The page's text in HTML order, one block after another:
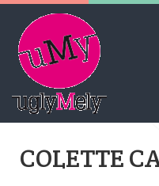
AIRTRAINERPEDIA
COLETTE